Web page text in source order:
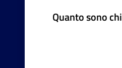
Quanto sono